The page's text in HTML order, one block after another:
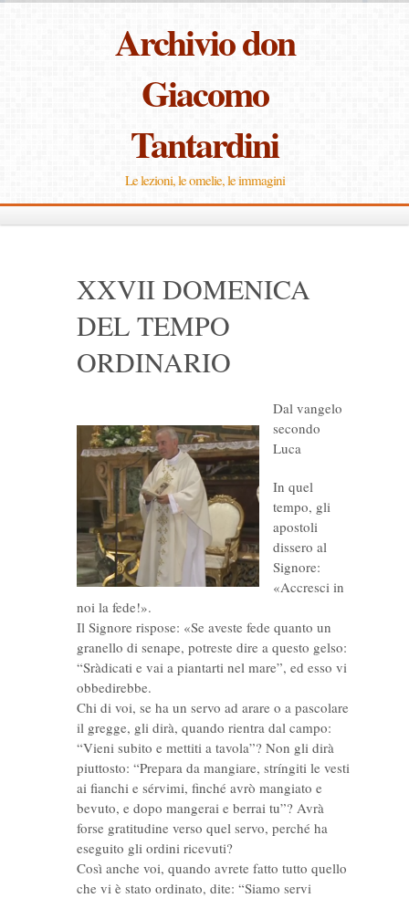
Archivio don
Giacomo
Tantardini
Le lezioni, le omelie, le immagini
XXVII DOMENICA
DEL TEMPO
ORDINARIO
Dal vangelo
secondo
Luca
In quel
tempo, gli
apostoli
dissero al
Signore:
«Accresci in
noi la fede!».
Il Signore rispose: «Se aveste fede quanto un
granello di senape, potreste dire a questo gelso:
“Sràdicati e vai a piantarti nel mare”, ed esso vi
obbedirebbe.
Chi di voi, se ha un servo ad arare o a pascolare
il gregge, gli dirà, quando rientra dal campo:
“Vieni subito e mettiti a tavola”? Non gli dirà
piuttosto: “Prepara da mangiare, stríngiti le vesti
ai fianchi e sérvimi, finché avrò mangiato e
bevuto, e dopo mangerai e berrai tu”? Avrà
forse gratitudine verso quel servo, perché ha
eseguito gli ordini ricevuti?
Così anche voi, quando avrete fatto tutto quello
che vi è stato ordinato, dite: “Siamo servi